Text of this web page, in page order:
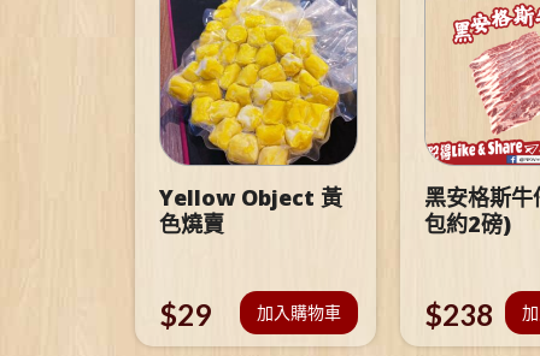
Yellow Object 黃
色燒賣
$29 加入購物車
黑安格斯
包約2磅)
$238